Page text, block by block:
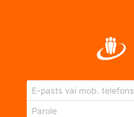
E-pasts vai mob. telefons
Parole